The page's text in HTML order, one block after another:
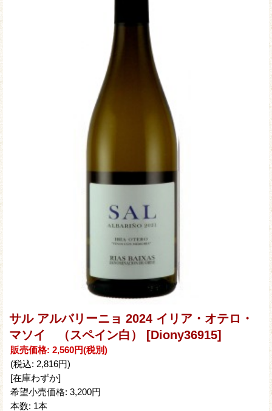
サル アルバリーニョ 2024 イリア・オテロ・
マソイ （スペイン白） [Diony36915]
販売価格: 2,560円(税別)
(税込: 2,816円)
[在庫わずか]
希望小売価格: 3,200円
本数: 1本